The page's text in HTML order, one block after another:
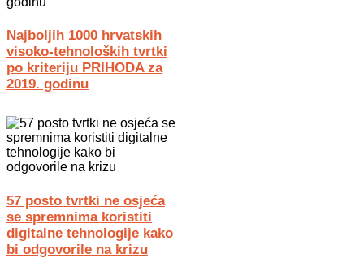
Najboljih 1000 hrvatskih
visoko-tehnoloških tvrtki
po kriteriju PRIHODA za
2019. godinu
57 posto tvrtki ne osjeća
se spremnima koristiti
digitalne tehnologije kako
bi odgovorile na krizu